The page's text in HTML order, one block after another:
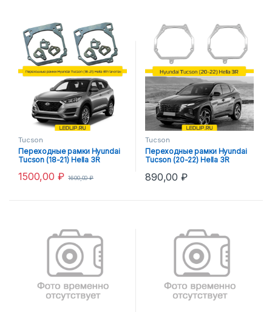
Tucson
Переходные рамки Hyundai
Tucson (18-21) Hella 3R
1500,00 ₽ 1600,00₽
Tucson
Переходные рамки Hyundai
Tucson (20-22) Hella 3R
890,00₽